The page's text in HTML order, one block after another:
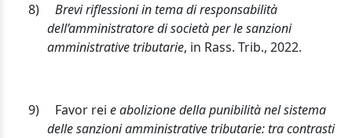
8)
Brevi riflessioni in tema di responsabilità
dell’amministratore di società per le sanzioni
amministrative tributarie, in Rass. Trib., 2022.
9) Favor rei e abolizione della punibilità nel sistema
delle sanzioni amministrative tributarie: tra contrasti